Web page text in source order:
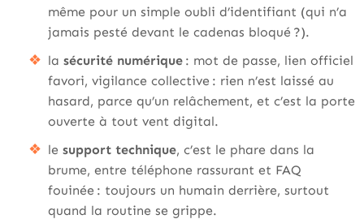
même pour un simple oubli d’identifiant (qui n’a
jamais pesté devant le cadenas bloqué ?).
la sécurité numérique : mot de passe, lien officiel
favori, vigilance collective : rien n’est laissé au
hasard, parce qu’un relâchement, et c’est la porte
ouverte à tout vent digital.
le support technique, c’est le phare dans la
brume, entre téléphone rassurant et FAQ
fouinée : toujours un humain derrière, surtout
quand la routine se grippe.